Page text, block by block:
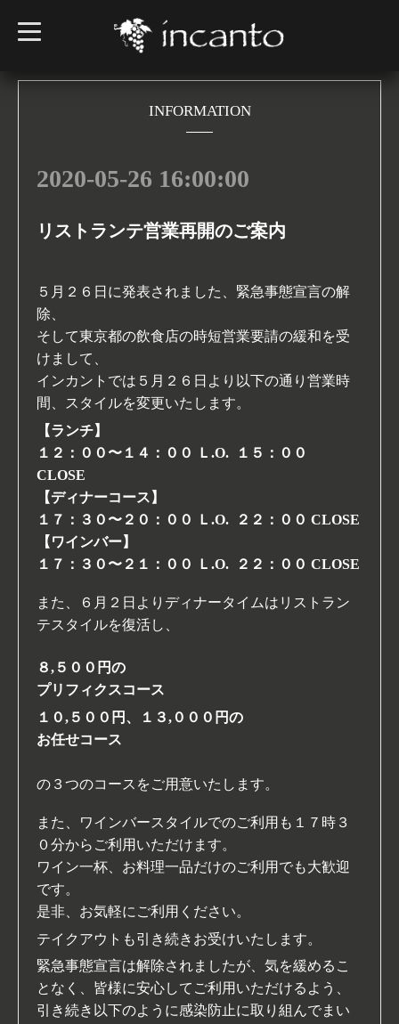
t
o
l
INFORMATION
2020-05-26 16:00:00
リストランテ営業再開のご案内
５月２６日に発表されました、緊急事態宣言の解
除、
そして東京都の飲食店の時短営業要請の緩和を受
けまして、
インカントでは５月２６日より以下の通り営業時
間、スタイルを変更いたします。
【ランチ】
１２：００〜１４：００ Ｌ.O. １５：００
CLOSE
【ディナーコース】
１７：３０〜２０：００ Ｌ.O. ２２：００ CLOSE
【ワインバー】
１７：３０〜２１：００ Ｌ.O. ２２：００ CLOSE
また、６月２日よりディナータイムはリストラン
テスタイルを復活し、
８,５００ 円の
プリフィクスコース
１０,５００円、１３,０００円の
お任せコース
の３つのコースをご用意いたします。
また、ワインバースタイルでのご利用も１７時３
０分からご利用いただけます。
ワイン一杯、お料理一品だけのご利用でも大歓迎
です。
是非、お気軽にご利用ください。
テイクアウトも引き続きお受けいたします。
緊急事態宣言は解除されましたが、気を緩めるこ
となく、皆様に安心してご利用いただけるよう、
引き続き以下のように感染防止に取り組んでまい